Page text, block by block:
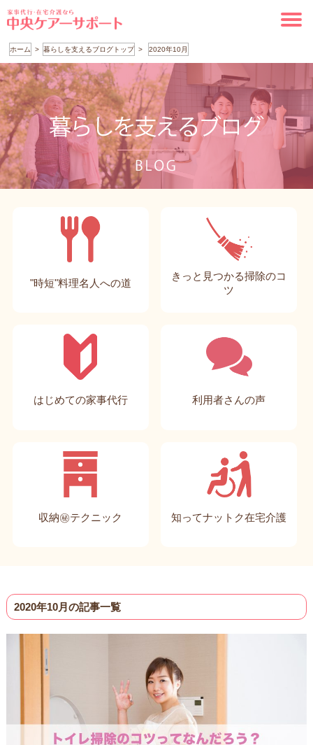
ホーム 暮らしを支えるブログトップ 2020年10月
"時短"料理名人への道
きっと見つかる掃除のコ
ツ
はじめての家事代行 利用者さんの声
収納㊙テクニック 知ってナットク在宅介護
2020年10月の記事一覧